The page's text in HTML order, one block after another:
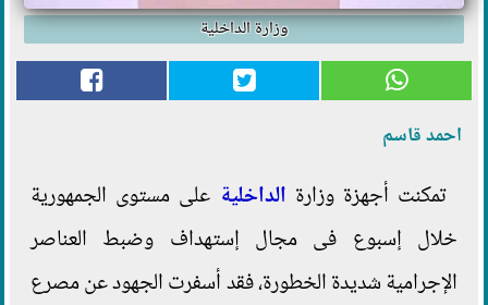
وزارة الداخلية
احمد قاسم
تمكنت أجهزة وزارة الداخلية على مستوى الجمهورية
خلال إسبوع فى مجال إستهداف وضبط العناصر
الإجرامية شديدة الخطورة، فقد أسفرت الجهود عن مصرع